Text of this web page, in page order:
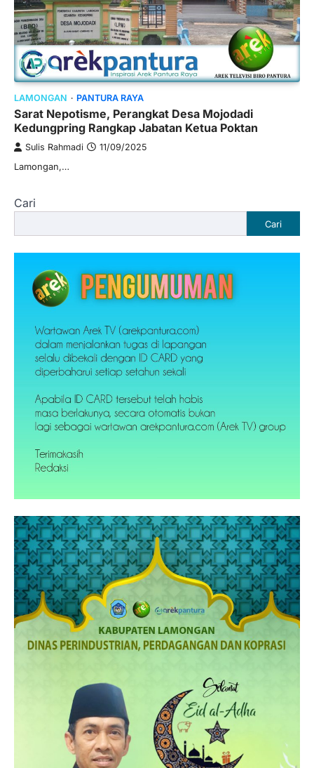
LAMONGAN PANTURA RAYA
Sarat Nepotisme, Perangkat Desa Mojodadi
Kedungpring Rangkap Jabatan Ketua Poktan
Sulis Rahmadi 11/09/2025
Lamongan,…
Cari
Cari